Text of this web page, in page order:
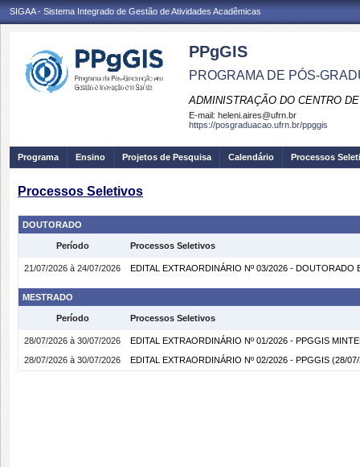
SIGAA - Sistema Integrado de Gestão de Atividades Acadêmicas
PPgGIS
PROGRAMA DE PÓS-
ADMINISTRAÇÃO DO CENTRO
E-mail: heleni.aires@ufrn.br
https://posgraduacao.ufrn.br/ppggis
Programa Ensino Projetos de Pesquisa Calendário Processos
Processos Seletivos
DOUTORADO
Período Processos Seletivos
21/07/2026 à 24/07/2026 EDITAL EXTRAORDINÁRIO Nº 03/2026 - DOUTORADO
MESTRADO
Período Processos Seletivos
28/07/2026 à 30/07/2026
EDITAL EXTRAORDINÁRIO Nº 01/2026 - PPGGIS
28/07/2026 à 30/07/2026
EDITAL EXTRAORDINÁRIO Nº 02/2026 - PPGGIS (28/